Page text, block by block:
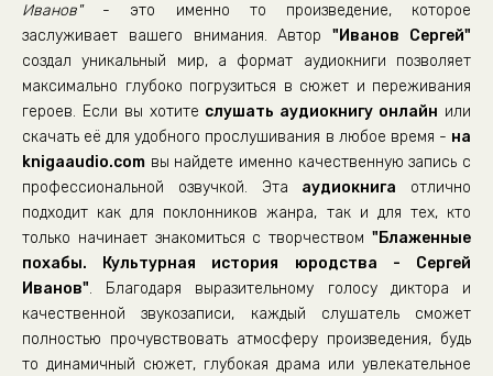
Иванов"- это именно то произведение, которое
заслуживает вашего внимания. Автор"Иванов Сергей"
создал уникальный мир, а формат аудиокниги позволяет
максимально глубоко погрузиться в сюжет и переживания
героев. Если вы хотите слушать аудиокнигу онлайн или
скачать её для удобного прослушивания в любое время - на
knigaaudio.com вы найдете именно качественную запись с
профессиональной озвучкой. Эта аудиокнига отлично
подходит как для поклонников жанра, так и для тех, кто
только начинает знакомиться с творчеством "Блаженные
похабы. Культурная история юродства - Сергей
Иванов". Благодаря выразительному голосу диктора и
качественной звукозаписи, каждый слушатель сможет
полностью прочувствовать атмосферу произведения, будь
то динамичный сюжет, глубокая драма или увлекательное